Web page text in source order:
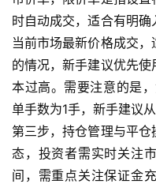
原
油
期
货
国
际
期
货
时自动成交，适合有明
当前市场最新价格成交
的情况，新手建议优先
本过高。需要注意的是
单手数为1手，新手建议
第三步，持仓管理与平
态，投资者需实时关注
间，需重点关注保证金